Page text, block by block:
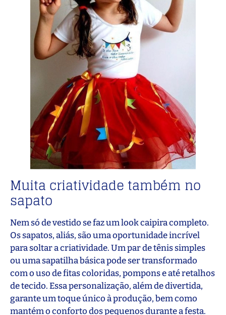
Muita criatividade também no
sapato
Nem só de vestido se faz um look caipira completo.
Os sapatos, aliás, são uma oportunidade incrível
para soltar a criatividade. Um par de tênis simples
ou uma sapatilha básica pode ser transformado
com o uso de fitas coloridas, pompons e até retalhos
de tecido. Essa personalização, além de divertida,
garante um toque único à produção, bem como
mantém o conforto dos pequenos durante a festa.